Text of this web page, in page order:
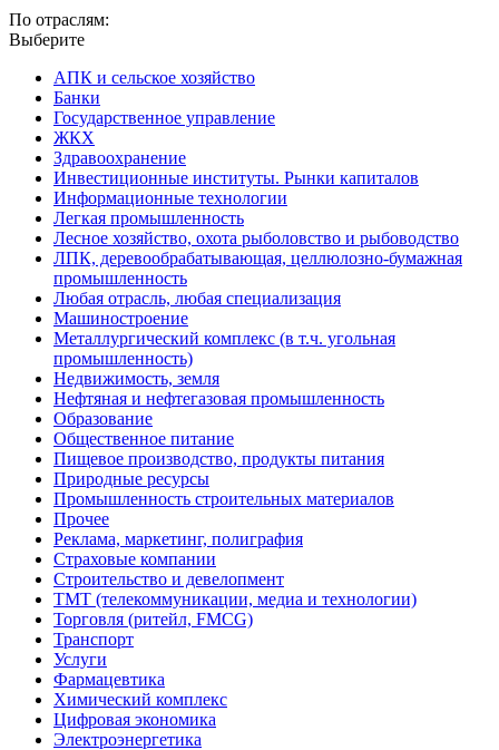
По отраслям:
Выберите
АПК и сельское хозяйство
Банки
Государственное управление
ЖКХ
Здравоохранение
Инвестиционные институты. Рынки капиталов
Информационные технологии
Легкая промышленность
Лесное хозяйство, охота рыболовство и рыбоводство
ЛПК, деревообрабатывающая, целлюлозно-бумажная
промышленность
Любая отрасль, любая специализация
Машиностроение
Металлургический комплекс (в т.ч. угольная
промышленность)
Недвижимость, земля
Нефтяная и нефтегазовая промышленность
Образование
Общественное питание
Пищевое производство, продукты питания
Природные ресурсы
Промышленность строительных материалов
Прочее
Реклама, маркетинг, полиграфия
Страховые компании
Строительство и девелопмент
ТМТ (телекоммуникации, медиа и технологии)
Торговля (ритейл, FMCG)
Транспорт
Услуги
Фармацевтика
Химический комплекс
Цифровая экономика
Электроэнергетика